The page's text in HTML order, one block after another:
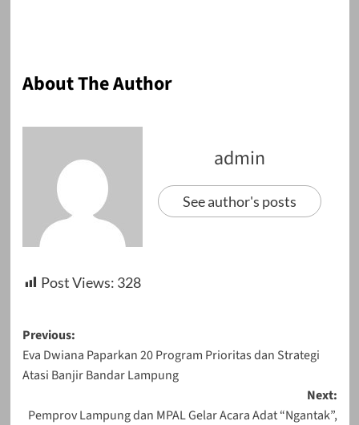
About The Author
admin
See author's posts
Post Views: 328
Post
navigation
Previous:
Eva Dwiana Paparkan 20 Program Prioritas dan Strategi
Atasi Banjir Bandar Lampung
Next:
Pemprov Lampung dan MPAL Gelar Acara Adat “Ngantak”,